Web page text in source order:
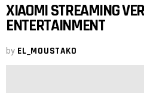
XIAOMI STREAMING
ENTERTAINMENT
by EL_MOUSTAKO